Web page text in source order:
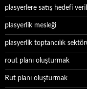
plasyerlere satış hedefi
plasyerlik mesleği
plasyerlik toptancılık
rout planı oluşturmak
Rut planı oluşturmak